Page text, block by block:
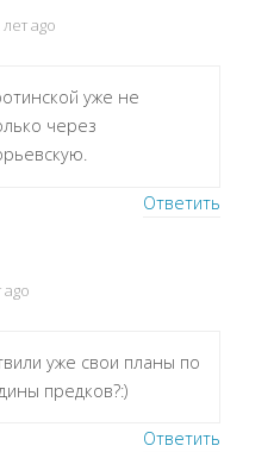
лет ago
уже не
через
Ответить
ago
уже свои планы по
предков?:)
Ответить